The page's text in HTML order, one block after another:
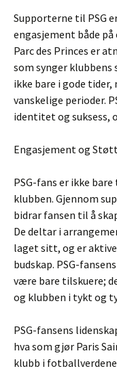
Supporterne til PSG
engasjement både
Parc des Princes er
som synger
ikke bare i gode
vanskelige perioder.
identitet og suksess,
Engasjement og
PSG-fans er ikke
klubben. Gjennom
bidrar fansen til å
De deltar i
laget sitt, og er
budskap. PSG-
være bare tilskuere;
og klubben i tykt og
PSG-fansens
hva som gjør Paris
klubb i